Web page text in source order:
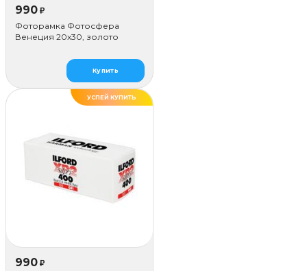
990 ₽
Фоторамка Фотосфера
Венеция 20x30, золото
Купить
УСПЕЙ КУПИТЬ
990 ₽